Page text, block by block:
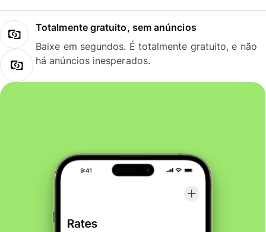
Totalmente gratuito, sem anúncios
Baixe em segundos. É totalmente gratuito, e não
há anúncios inesperados.